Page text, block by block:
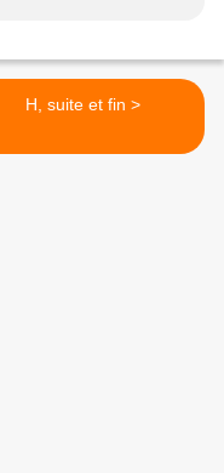
H, suite et fin >